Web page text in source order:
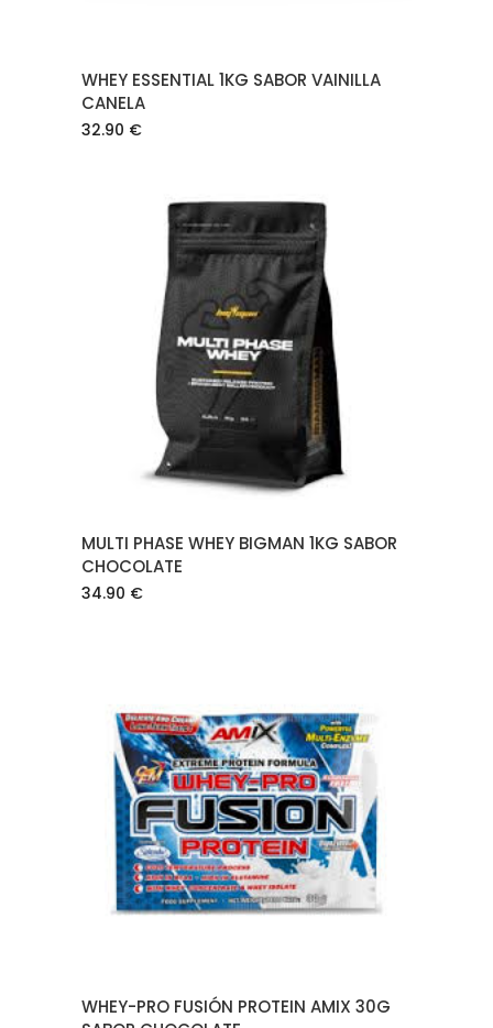
WHEY ESSENTIAL 1KG SABOR VAINILLA
CANELA
32.90 €
AÑADIR AL CARRITO
MULTI PHASE WHEY BIGMAN 1KG SABOR
CHOCOLATE
34.90 €
AÑADIR AL CARRITO
WHEY-PRO FUSIÓN PROTEIN AMIX 30G